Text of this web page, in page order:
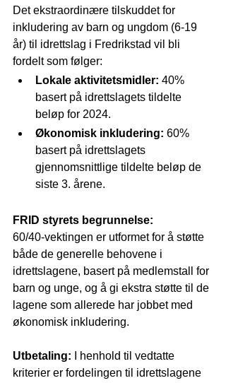
Det ekstraordinære tilskuddet for
inkludering av barn og ungdom (6-19
år) til idrettslag i Fredrikstad vil bli
fordelt som følger:
Lokale aktivitetsmidler: 40%
basert på idrettslagets tildelte
beløp for 2024.
Økonomisk inkludering: 60%
basert på idrettslagets
gjennomsnittlige tildelte beløp de
siste 3. årene.
FRID styrets begrunnelse:
60/40-vektingen er utformet for å støtte
både de generelle behovene i
idrettslagene, basert på medlemstall for
barn og unge, og å gi ekstra støtte til de
lagene som allerede har jobbet med
økonomisk inkludering.
Utbetaling: I henhold til vedtatte
kriterier er fordelingen til idrettslagene